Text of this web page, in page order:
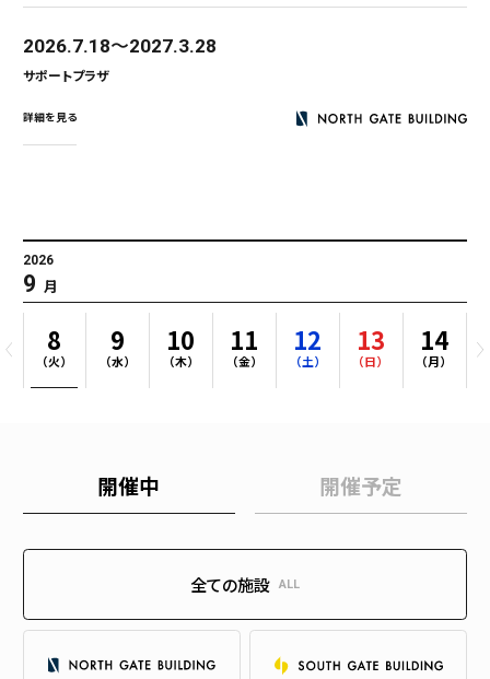
2026.7.18 2027.3.28
サポートプラザ
詳細を見る
2026
9 月
8
（火）
9
（水）
10
（木）
11
（金）
12
（土）
13
（日）
14
（月）
開催中 開催予定
全ての施設 ALL